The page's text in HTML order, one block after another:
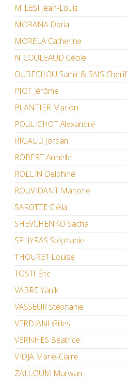
MILESI Jean-Louis
MORANA Daria
MORELA Catherine
NICOULEAUD Cécile
OUBECHOU Samir & SAÏS Cherif
PIOT Jérôme
PLANTIER Marion
POULICHOT Alexandre
RIGAUD Jordan
ROBERT Armelle
ROLLIN Delphine
ROUVIDANT Marjorie
SAROTTE Clélia
SHEVCHENKO Sacha
SPHYRAS Stéphanie
THOURET Louise
TOSTI Éric
VABRE Yanik
VASSEUR Stéphanie
VERDIANI Gilles
VERNHES Béatrice
VIDJA Marie-Claire
ZALLOUM Marwan